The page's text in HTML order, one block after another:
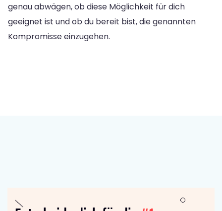
genau abwägen, ob diese Möglichkeit für dich
geeignet ist und ob du bereit bist, die genannten
Kompromisse einzugehen.